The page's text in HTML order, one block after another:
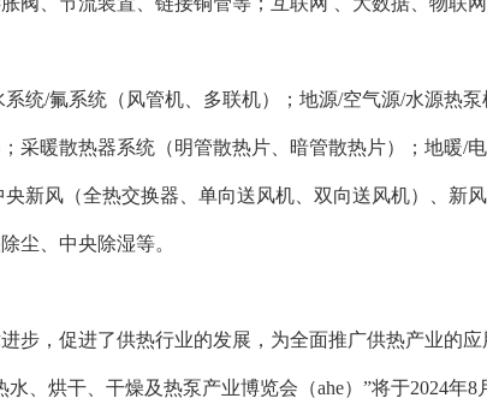
统/氟系统（风管机、多联机）；地源/空气源/水源热
采暖散热器系统（明管散热片、暗管散热片）；地暖/电
新风（全热交换器、单向送风机、双向送风机）、新
尘、中央除湿等。
步，促进了供热行业的发展，为全面推广供热产业的
水、烘干、干燥及热泵产业博览会（ahe）”将于2024年